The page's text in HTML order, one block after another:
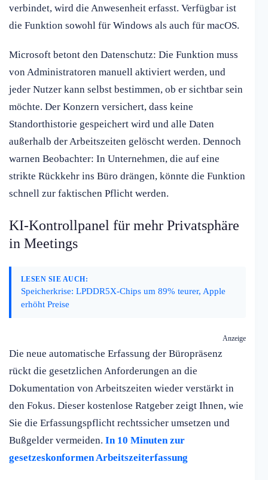
verbindet, wird die Anwesenheit erfasst. Verfügbar ist
die Funktion sowohl für Windows als auch für macOS.
Microsoft betont den Datenschutz: Die Funktion muss
von Administratoren manuell aktiviert werden, und
jeder Nutzer kann selbst bestimmen, ob er sichtbar sein
möchte. Der Konzern versichert, dass keine
Standorthistorie gespeichert wird und alle Daten
außerhalb der Arbeitszeiten gelöscht werden. Dennoch
warnen Beobachter: In Unternehmen, die auf eine
strikte Rückkehr ins Büro drängen, könnte die Funktion
schnell zur faktischen Pflicht werden.
KI-Kontrollpanel für mehr Privatsphäre
in Meetings
LESEN SIE AUCH:
Speicherkrise: LPDDR5X-Chips um 89% teurer, Apple
erhöht Preise
Anzeige
Die neue automatische Erfassung der Büropräsenz
rückt die gesetzlichen Anforderungen an die
Dokumentation von Arbeitszeiten wieder verstärkt in
den Fokus. Dieser kostenlose Ratgeber zeigt Ihnen, wie
Sie die Erfassungspflicht rechtssicher umsetzen und
Bußgelder vermeiden. In 10 Minuten zur
gesetzeskonformen Arbeitszeiterfassung